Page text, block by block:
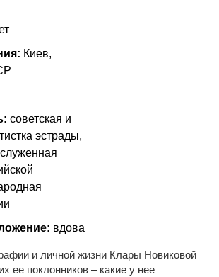
Киев,
советская и
эстрады,
вдова
и личной жизни Клары Новиковой
ее поклонников – какие у нее